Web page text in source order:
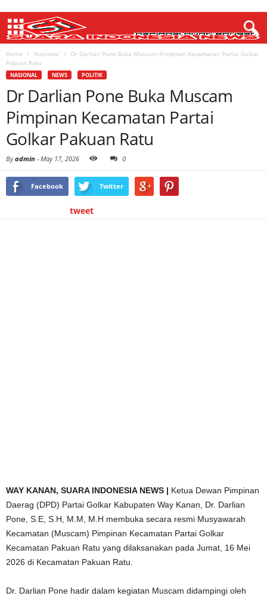
Home Nasional
Dr Darlian Pone Buka Muscam Pimpinan Kecamatan Partai Golkar
Pakuan Ratu
NASIONAL NEWS POLITIK
Dr Darlian Pone Buka Muscam
Pimpinan Kecamatan Partai
Golkar Pakuan Ratu
Byadmin - May 17, 2026 0
Facebook Twitter
tweet
WAY KANAN, SUARA INDONESIA NEWS | Ketua Dewan Pimpinan
Daerag (DPD) Partai Golkar Kabupaten Way Kanan, Dr. Darlian
Pone, S.E, S.H, M.M, M.H membuka secara resmi Musyawarah
Kecamatan (Muscam) Pimpinan Kecamatan Partai Golkar
Kecamatan Pakuan Ratu yang dilaksanakan pada Jumat, 16 Mei
2026 di Kecamatan Pakuan Ratu.
Dr. Darlian Pone hadir dalam kegiatan Muscam didampingi oleh